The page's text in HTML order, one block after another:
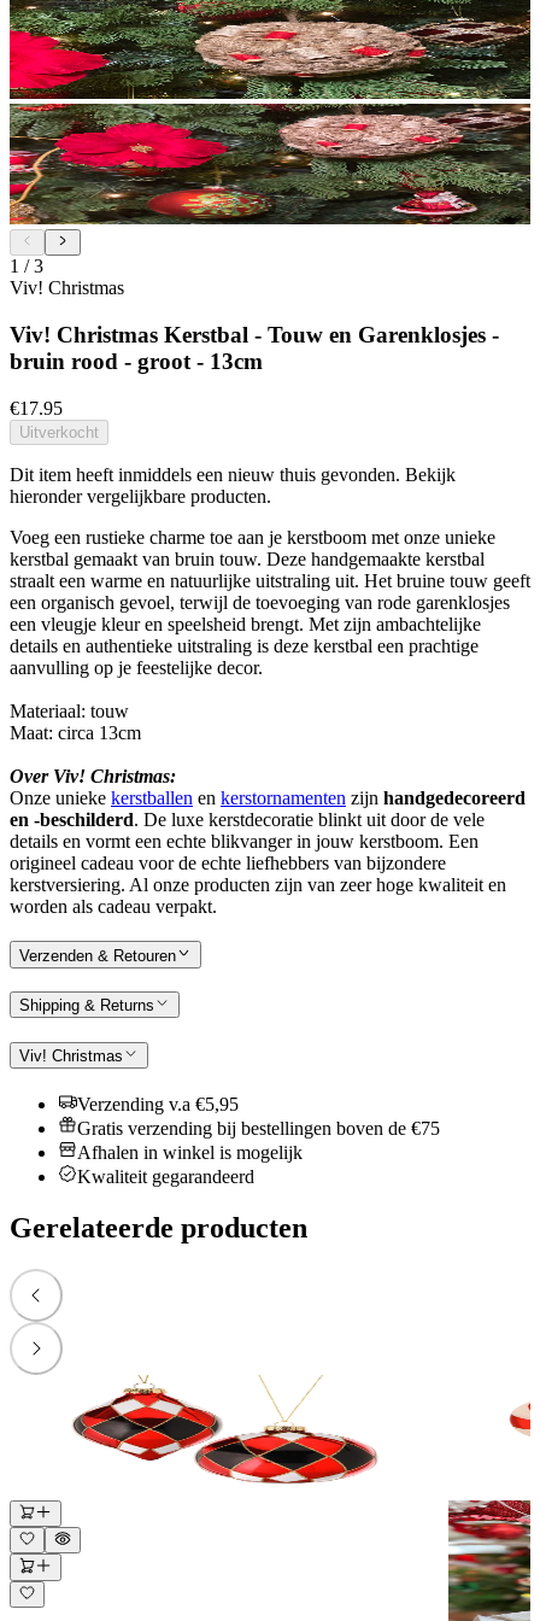
1 /3
Viv! Christmas
Viv! Christmas Kerstbal - Touw en Garenklosjes -
bruin rood - groot - 13cm
€17.95
Uitverkocht
Dit item heeft inmiddels een nieuw thuis gevonden. Bekijk
hieronder vergelijkbare producten.
Voeg een rustieke charme toe aan je kerstboom met onze unieke
kerstbal gemaakt van bruin touw. Deze handgemaakte kerstbal
straalt een warme en natuurlijke uitstraling uit. Het bruine touw geeft
een organisch gevoel, terwijl de toevoeging van rode garenklosjes
een vleugje kleur en speelsheid brengt. Met zijn ambachtelijke
details en authentieke uitstraling is deze kerstbal een prachtige
aanvulling op je feestelijke decor.
Materiaal: touw
Maat: circa 13cm
Over Viv! Christmas:
Onze unieke kerstballen en kerstornamenten zijn handgedecoreerd
en -beschilderd. De luxe kerstdecoratie blinkt uit door de vele
details en vormt een echte blikvanger in jouw kerstboom. Een
origineel cadeau voor de echte liefhebbers van bijzondere
kerstversiering. Al onze producten zijn van zeer hoge kwaliteit en
worden als cadeau verpakt.
Verzenden & Retouren
Shipping & Returns
Viv! Christmas
Verzending v.a €5,95
Gratis verzending bij bestellingen boven de €75
Afhalen in winkel is mogelijk
Kwaliteit gegarandeerd
Gerelateerde producten